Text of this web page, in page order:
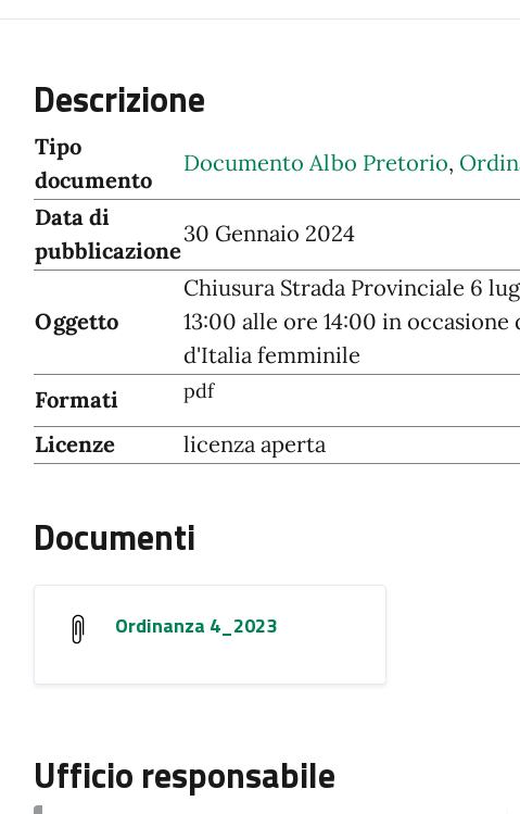
Descrizione
Tipo
documento
Documento Albo Pretorio,
Data di
pubblicazione
30 Gennaio 2024
Oggetto
Chiusura Strada Provinciale 6
13:00 alle ore 14:00 in occasione
d'Italia femminile
Formati
pdf
Licenze licenza aperta
Documenti
Ordinanza 4_2023
Ufficio responsabile